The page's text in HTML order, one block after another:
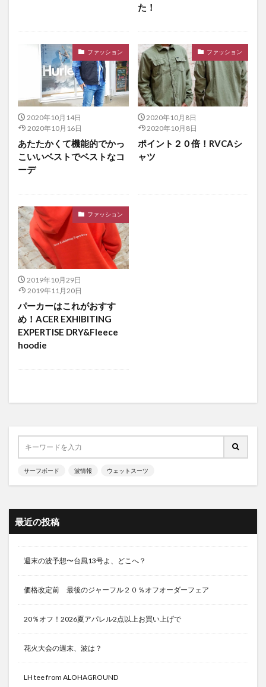
た！
ファッション
2020年10月14日
2020年10月16日
あたたかくて機能的でかっ
こいいベストでベストなコ
ーデ
ファッション
2020年10月8日
2020年10月8日
ポイント２０倍！RVCAシ
ャツ
ファッション
2019年10月29日
2019年11月20日
パーカーはこれがおすす
め！ACER EXHIBITING
EXPERTISE DRY&Fleece
hoodie
サーフボード 波情報 ウェットスーツ
最近の投稿
週末の波予想〜台風13号よ、どこへ？
価格改定前 最後のジャーフル２０％オフオーダーフェア
20％オフ！2026夏アパレル2点以上お買い上げで
花火大会の週末、波は？
LH tee from ALOHAGROUND